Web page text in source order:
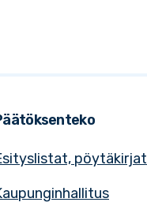
pöytäkirjat